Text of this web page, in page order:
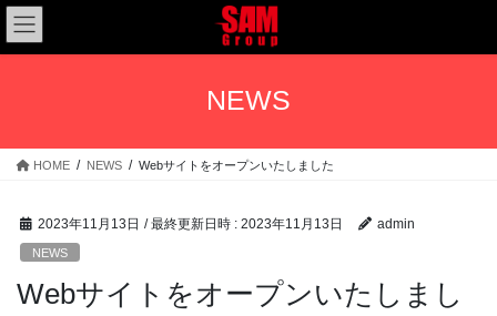
コ
ン
テ
ス
ナ
ビ
ゲ
ン
NEWS
HOME NEWS Webサイトをオープンいたしました
2023年11月13日 / 最終更新日時 : 2023年11月13日 admin
NEWS
Webサイトをオープンいたしまし